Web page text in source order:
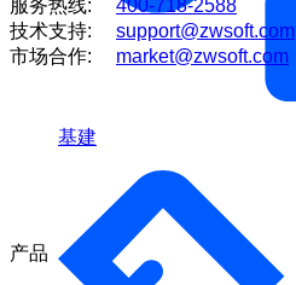
基建
服务热线:
400-718-2588
技术支持:
support@zwsoft.com
市场合作:
market@zwsoft.com
产品